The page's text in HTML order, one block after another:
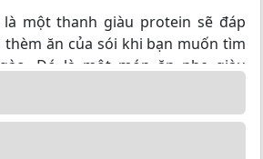
là một thanh giàu protein sẽ đáp
ăn của sói khi bạn muốn tìm
Đó là một món ăn nhẹ giàu
túi hoặc ba lô, để lúc rảnh rỗi
thức hương vị thơm ngon của nó.